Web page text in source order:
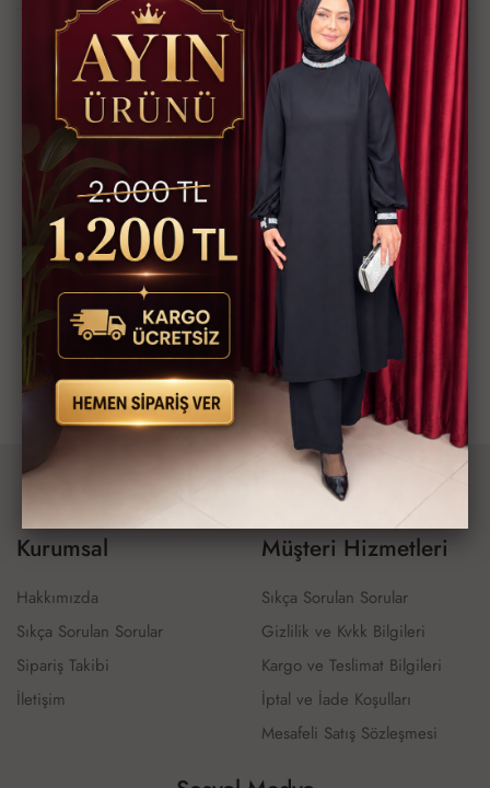
KARGO BEDAVA
Viola Hırka
1,600 TL
KARGO BEDAVA
Viola Hırka
1,600 TL
Kurumsal
Hakkımızda
Sıkça Sorulan Sorular
Sipariş Takibi
İletişim
Müşteri Hizmetleri
Sıkça Sorulan Sorular
Gizlilik ve Kvkk Bilgileri
Kargo ve Teslimat Bilgileri
İptal ve İade Koşulları
Mesafeli Satış Sözleşmesi